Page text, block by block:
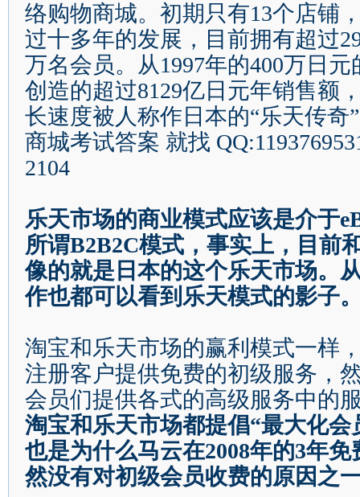
络购物商城。初期只有13个店铺
过十多年的发展，目前拥有超过
万名会员。从1997年的400万日元
创造的超过8129亿日元年销售额
长速度被人称作日本的“乐天传奇”
商城考试答案 就找
2104
乐天市场的商业模式应该是介于
所谓B2B2C模式，事实上，目前
像的就是日本的这个乐天市场。
作也都可以看到乐天模式的影子
淘宝和乐天市场的赢利模式一样
注册客户提供免费的初级服务，
会员们提供各式的高级服务中的
淘宝和乐天市场都提倡“最大化会
也是为什么马云在2008年的3年免
然没有对初级会员收费的原因之